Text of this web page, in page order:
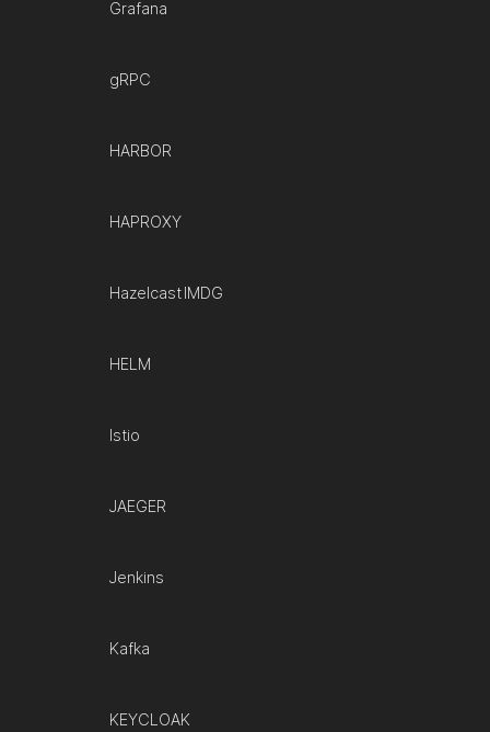
Grafana
gRPC
HARBOR
HAPROXY
Hazelcast IMDG
HELM
Istio
JAEGER
Jenkins
Kafka
KEYCLOAK